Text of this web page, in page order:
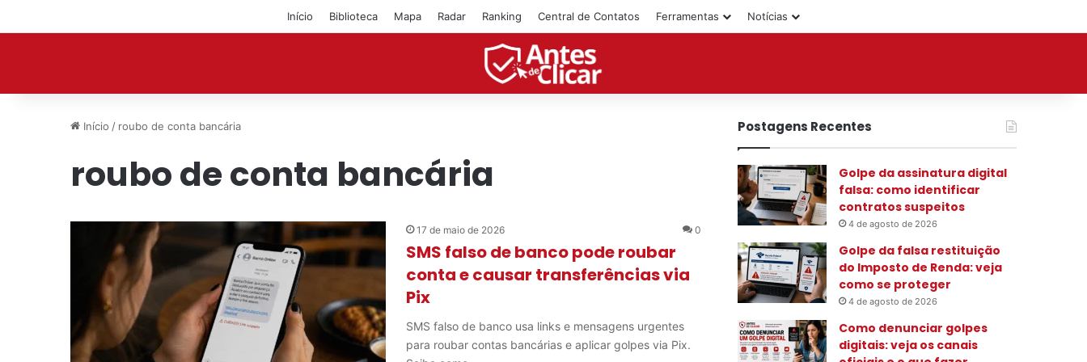
Início Biblioteca Mapa Radar Ranking Central de Contatos Ferramentas Notícias
Início / roubo de conta bancária
roubo de conta bancária
17 de maio de 2026 0
SMS falso de banco pode roubar
conta e causar transferências via
Pix
SMS falso de banco usa links e mensagens urgentes
para roubar contas bancárias e aplicar golpes via Pix.
Postagens Recentes
Golpe da assinatura digital
falsa: como identificar
contratos suspeitos
4 de agosto de 2026
Golpe da falsa restituição
do Imposto de Renda: veja
como se proteger
4 de agosto de 2026
Como denunciar golpes
digitais: veja os canais